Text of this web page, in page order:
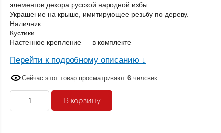
элементов декора русской народной избы.
Украшение на крыше, имитирующее резьбу по дереву.
Наличник.
Кустики.
Настенное крепление — в комплекте
Перейти к подробному описанию ↓
Сейчас этот товар просматривают 6 человек.
Количество
товара
Русская
В корзину